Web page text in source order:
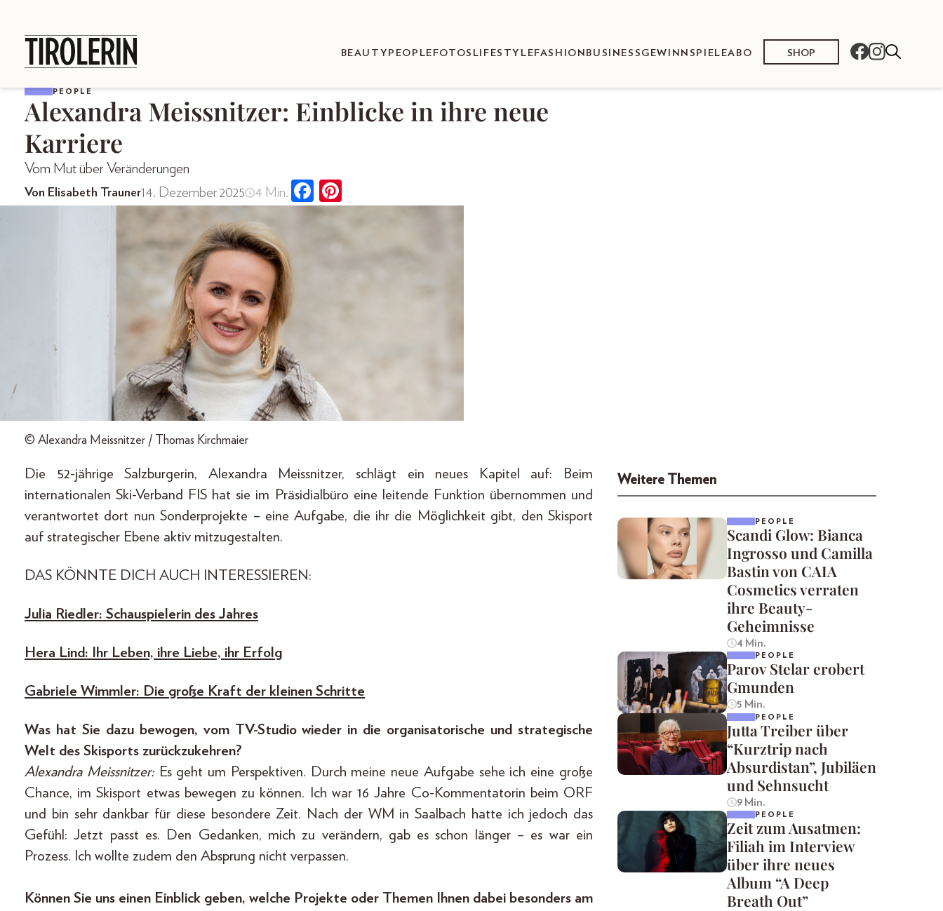
BEAUTY PEOPLE FOTOS LIFESTYLE FASHION BUSINESS GEWINNSPIELEABO SHOP
PEOPLE
Alexandra Meissnitzer: Einblicke in ihre neue
Karriere
Vom Mut über Veränderungen
Von Elisabeth Trauner14. Dezember 2025 4 Min.
© Alexandra Meissnitzer / Thomas Kirchmaier
Die 52-jährige Salzburgerin, Alexandra Meissnitzer, schlägt ein neues Kapitel auf: Beim
internationalen Ski-Verband FIS hat sie im Präsidialbüro eine leitende Funktion übernommen und
verantwortet dort nun Sonderprojekte – eine Aufgabe, die ihr die Möglichkeit gibt, den Skisport
auf strategischer Ebene aktiv mitzugestalten.
DAS KÖNNTE DICH AUCH INTERESSIEREN:
Julia Riedler: Schauspielerin des Jahres
Hera Lind: Ihr Leben, ihre Liebe, ihr Erfolg
Gabriele Wimmler: Die große Kraft der kleinen Schritte
Was hat Sie dazu bewogen, vom TV-Studio wieder in die organisatorische und strategische
Welt des Skisports zurückzukehren?
Alexandra Meissnitzer: Es geht um Perspektiven. Durch meine neue Aufgabe sehe ich eine große
Chance, im Skisport etwas bewegen zu können. Ich war 16 Jahre Co-Kommentatorin beim ORF
und bin sehr dankbar für diese besondere Zeit. Nach der WM in Saalbach hatte ich jedoch das
Gefühl: Jetzt passt es. Den Gedanken, mich zu verändern, gab es schon länger – es war ein
Prozess. Ich wollte zudem den Absprung nicht verpassen.
Können Sie uns einen Einblick geben, welche Projekte oder Themen Ihnen dabei besonders am
Weitere Themen
PEOPLE
Scandi Glow: Bianca
Ingrosso und Camilla
Bastin von CAIA
Cosmetics verraten
ihre Beauty-
Geheimnisse
4 Min.
PEOPLE
Parov Stelar erobert
Gmunden
5 Min.
PEOPLE
Jutta Treiber über
“Kurztrip nach
Absurdistan”, Jubiläen
und Sehnsucht
9 Min.
PEOPLE
Zeit zum Ausatmen:
Filiah im Interview
über ihre neues
Album “A Deep
Breath Out”